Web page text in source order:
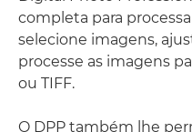
completa para
selecione imagens,
processe as imagens
ou TIFF.
O DPP também lhe